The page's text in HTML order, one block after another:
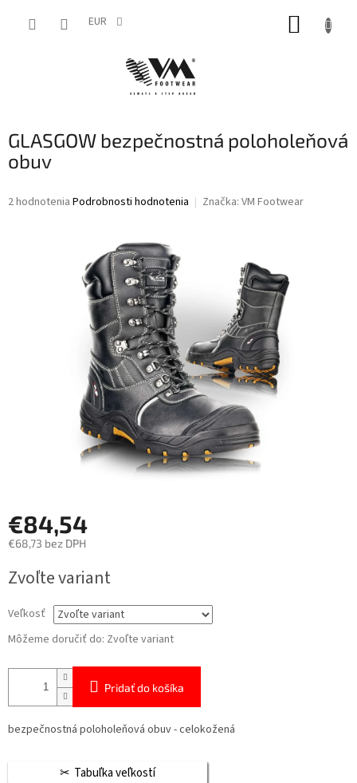
EUR
GLASGOW bezpečnostná poloholeňová
obuv
Priemerné
2 hodnotenia Podrobnosti hodnotenia Značka: VM Footwear
€84,54
€68,73 bez DPH
cena:
Zvoľte variant
Veľkosť
Môžeme doručiť do: Zvoľte variant
Pridať do košíka
bezpečnostná poloholeňová obuv - celokožená
Tabuľka veľkostí